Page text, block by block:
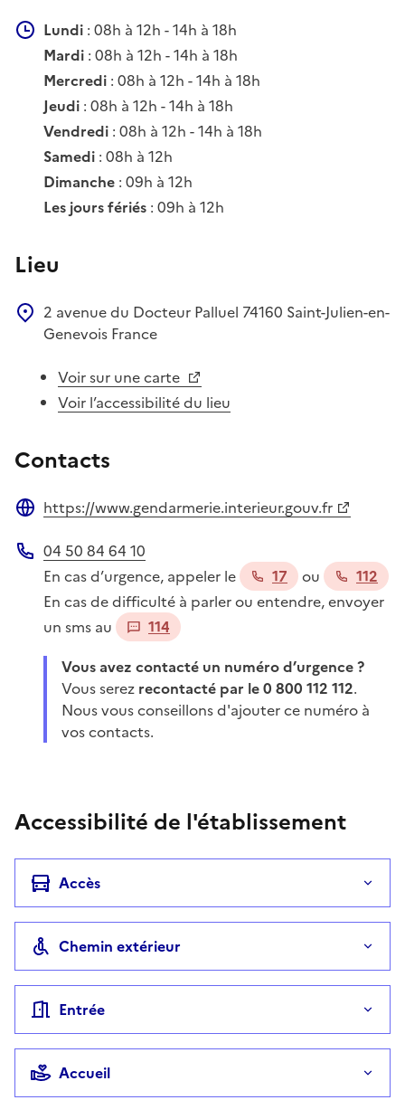
Lundi : 08h à 12h - 14h à 18h
Mardi : 08h à 12h - 14h à 18h
Mercredi : 08h à 12h - 14h à 18h
Jeudi : 08h à 12h - 14h à 18h
Vendredi : 08h à 12h - 14h à 18h
Samedi : 08h à 12h
Dimanche : 09h à 12h
Les jours fériés : 09h à 12h
Lieu
2 avenue du Docteur Palluel 74160 Saint-Julien-en-
Genevois France
Voir sur une carte
Voir l’accessibilité du lieu
Contacts
https://www.gendarmerie.interieur.gouv.fr
Téléphone
04 50 84 64 10
En cas d’urgence, appeler le
17 ou
112
En cas de difficulté à parler ou entendre, envoyer
un sms au
114
Vous avez contacté un numéro d’urgence ?
Vous serez recontacté par le 0 800 112 112.
Nous vous conseillons d'ajouter ce numéro à
vos contacts.
Accessibilité de l'établissement
Accès
Chemin extérieur
Entrée
Accueil